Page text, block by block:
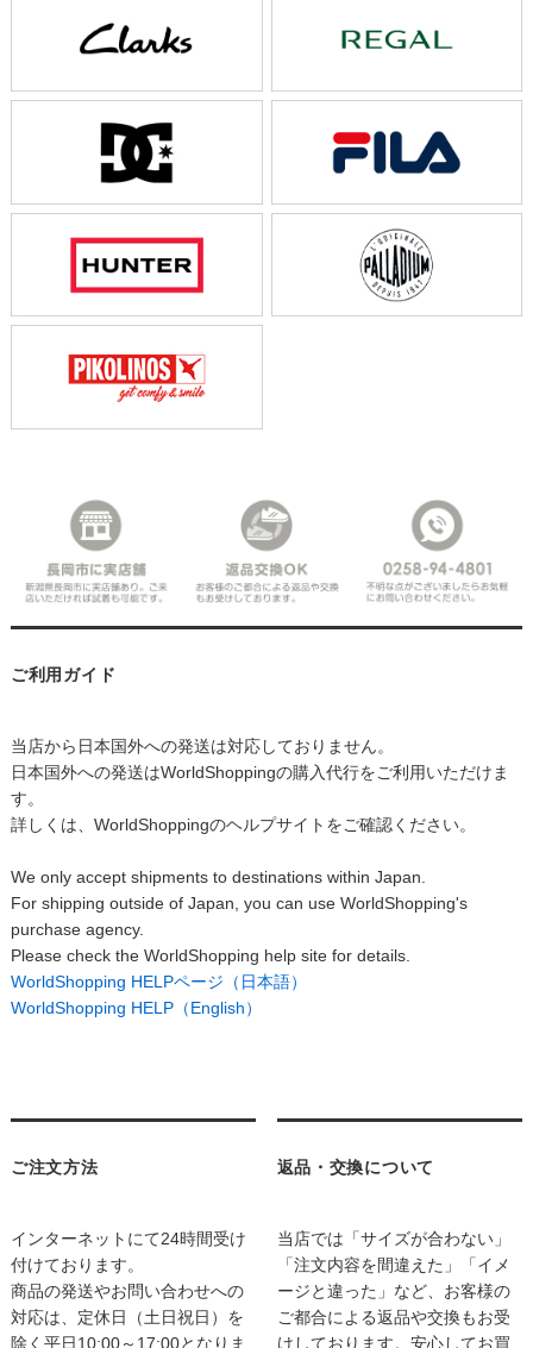
ご利用ガイド
当店から日本国外への発送は対応しておりません。
日本国外への発送はWorldShoppingの購入代行をご利用いただけま
す。
詳しくは、WorldShoppingのヘルプサイトをご確認ください。
We only accept shipments to destinations within Japan.
For shipping outside of Japan, you can use WorldShopping's
purchase agency.
Please check the WorldShopping help site for details.
WorldShopping HELPページ（日本語）
WorldShopping HELP（English）
ご注文方法
インターネットにて24時間受け
付けております。
商品の発送やお問い合わせへの
対応は、定休日（土日祝日）を
除く平日10:00～17:00となりま
返品・交換について
当店では「サイズが合わない」
「注文内容を間違えた」「イメ
ージと違った」など、お客様の
ご都合による返品や交換もお受
けしております。安心してお買